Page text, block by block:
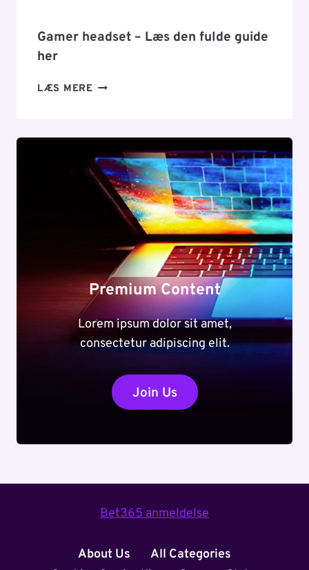
Gamer headset – Læs den fulde guide
her
LÆS MERE GAMER
FULDE
GUIDE
HER
Premium Content
Lorem ipsum dolor sit amet,
consectetur adipiscing elit.
Join Us
Bet365 anmeldelse
About Us
All Categories